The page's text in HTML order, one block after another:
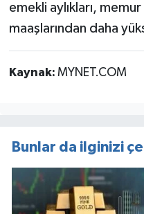
emekli aylıkları,
maaşlarından daha
Kaynak: MYNET.COM
Bunlar da ilginizi